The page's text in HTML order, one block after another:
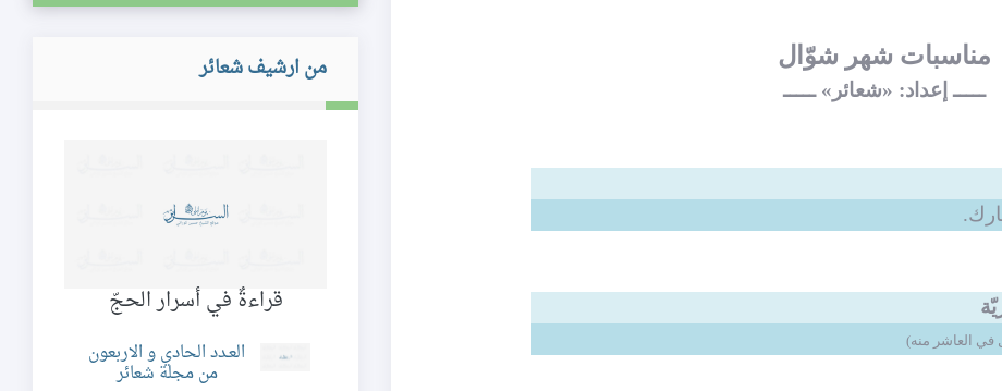
مناسبات شهر شوّال
ـــــ إعداد: «شعائر» ـــــ
في العاشر منه)
من ارشيف شعائر
مصطلحات : السياسةُ
والحُكم
قراءةٌ في أسرار الحجّ
العـدد الحادي و الاربعون
من مجلة شعائر